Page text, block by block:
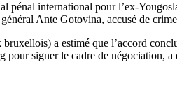
pénal international pour l’ex-
Ante Gotovina, accusé de
a estimé que l’accord
signer le cadre de négociation,